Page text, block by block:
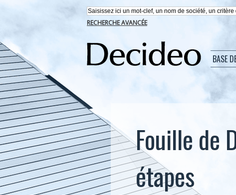
RECHERCHE AVANCÉE
BASE
Fouille de
étapes